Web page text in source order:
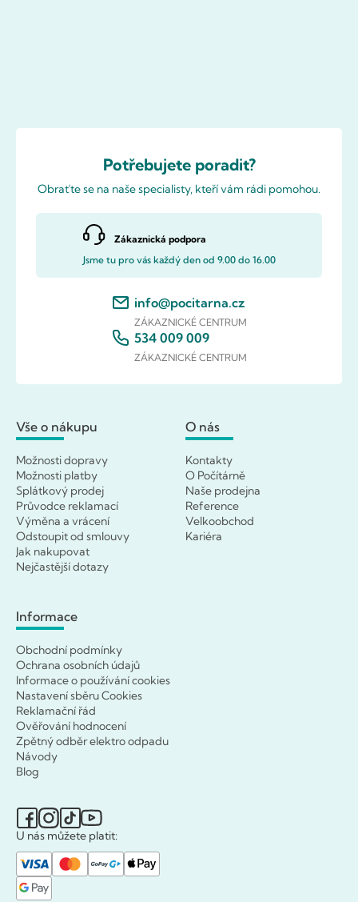
Potřebujete poradit?
Obraťte se na naše specialisty, kteří vám rádi pomohou.
Zákaznická podpora
Jsme tu pro vás každý den od 9.00 do 16.00
info@pocitarna.cz
ZÁKAZNICKÉ CENTRUM
534 009 009
ZÁKAZNICKÉ CENTRUM
Vše o nákupu
Možnosti dopravy
Možnosti platby
Splátkový prodej
Průvodce reklamací
Výměna a vrácení
Odstoupit od smlouvy
Jak nakupovat
Nejčastější dotazy
O nás
Kontakty
O Počítárně
Naše prodejna
Reference
Velkoobchod
Kariéra
Informace
Obchodní podmínky
Ochrana osobních údajů
Informace o používání cookies
Nastavení sběru Cookies
Reklamační řád
Ověřování hodnocení
Zpětný odběr elektro odpadu
Návody
Blog
U nás můžete platit: